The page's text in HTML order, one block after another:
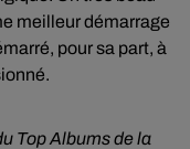
meilleur démarrage
pour sa part, à
Top Albums de la